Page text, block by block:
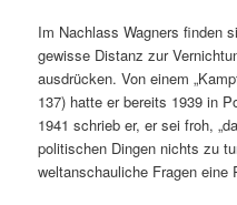
Im Nachlass Wagners finden
gewisse Distanz zur
ausdrücken. Von einem
137) hatte er bereits 1939 in
1941 schrieb er, er sei froh,
politischen Dingen nichts zu
weltanschauliche Fragen eine